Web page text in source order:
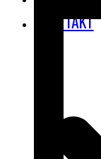
KONTAKT